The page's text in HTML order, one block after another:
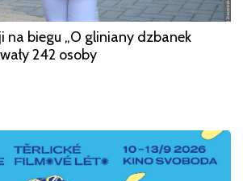
na biegu „O gliniany dzbanek
242 osoby